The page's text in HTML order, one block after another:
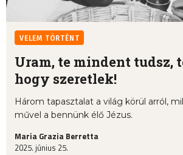
VELEM TÖRTÉNT
Uram, te mindent tudsz,
hogy szeretlek!
Három tapasztalat a világ körül arról,
művel a bennünk élő Jézus.
Maria Grazia Berretta
2025. június 25.